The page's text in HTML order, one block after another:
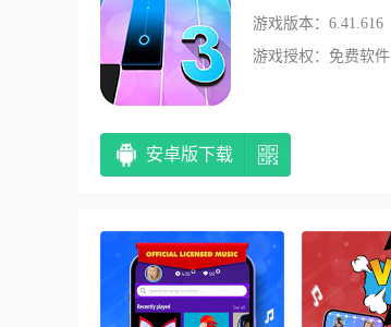
游戏版本：6.41.616
游戏授权：免费软件
安卓版下载